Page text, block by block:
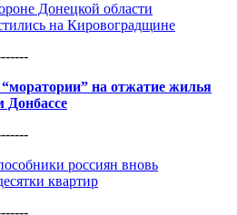
Донецкой области
на Кировоградщине
на отжатие жилья
Донбассе
россиян вновь
квартир